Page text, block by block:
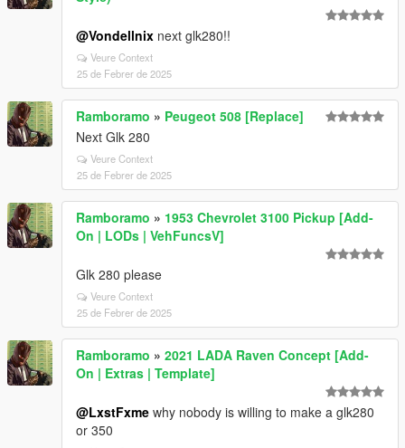
@Vondellnix next glk280!!
Veure Context
25 de Febrer de 2025
Ramboramo » Peugeot 508 [Replace]
Next Glk 280
Veure Context
25 de Febrer de 2025
Ramboramo » 1953 Chevrolet 3100 Pickup [Add-
On | LODs | VehFuncsV]
Glk 280 please
Veure Context
25 de Febrer de 2025
Ramboramo » 2021 LADA Raven Concept [Add-
On | Extras | Template]
@LxstFxme why nobody is willing to make a glk280
or 350